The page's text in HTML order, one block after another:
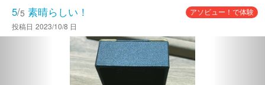
5/5 素晴らしい！
アソビュー！で体験
投稿日 2023/10/8 日